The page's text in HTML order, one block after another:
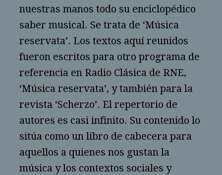
nuestras manos todo su enciclopédico
saber musical. Se trata de ‘Música
reservata’. Los textos aquí reunidos
fueron escritos para otro programa de
referencia en Radio Clásica de RNE,
‘Música reservata’, y también para la
revista ‘Scherzo’. El repertorio de
autores es casi infinito. Su contenido lo
sitúa como un libro de cabecera para
aquellos a quienes nos gustan la
música y los contextos sociales y